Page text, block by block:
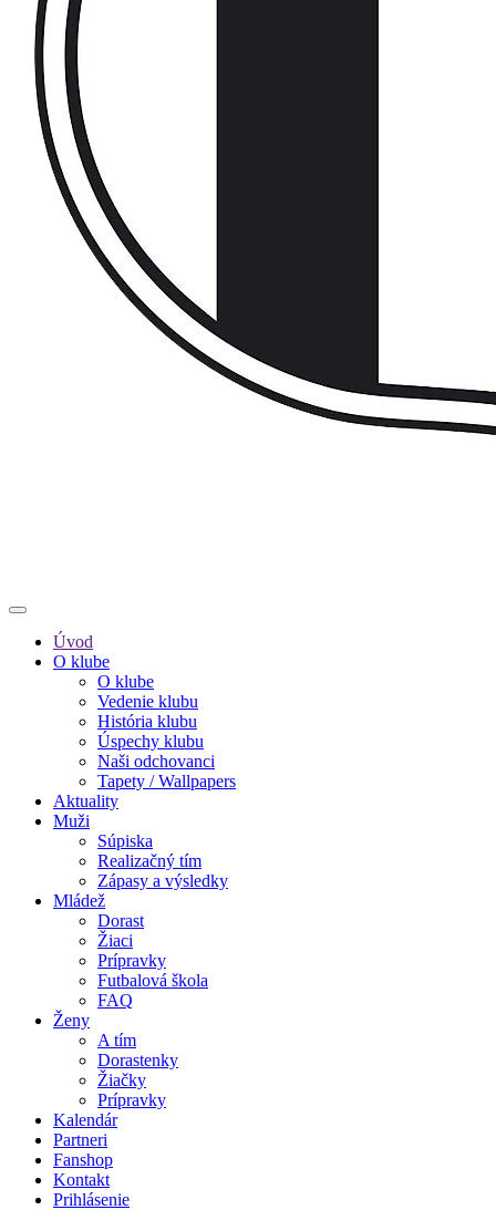
Úvod
O klube
O klube
Vedenie klubu
História klubu
Úspechy klubu
Naši odchovanci
Tapety / Wallpapers
Aktuality
Muži
Súpiska
Realizačný tím
Zápasy a výsledky
Mládež
Dorast
Žiaci
Prípravky
Futbalová škola
FAQ
Ženy
A tím
Dorastenky
Žiačky
Prípravky
Kalendár
Partneri
Fanshop
Kontakt
Prihlásenie